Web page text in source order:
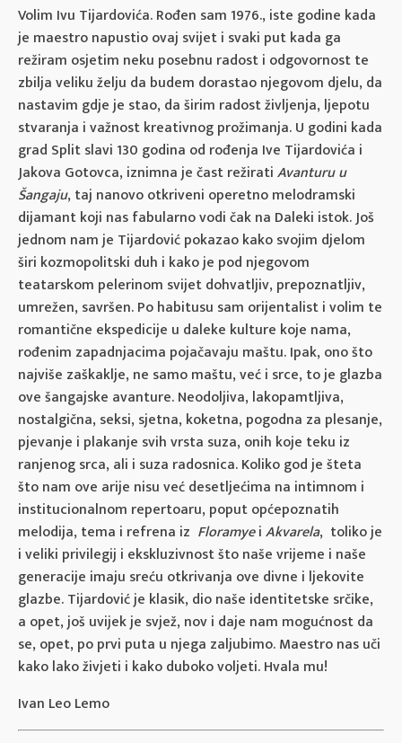
Volim Ivu Tijardovića. Rođen sam 1976., iste godine kada
je maestro napustio ovaj svijet i svaki put kada ga
režiram osjetim neku posebnu radost i odgovornost te
zbilja veliku želju da budem dorastao njegovom djelu, da
nastavim gdje je stao, da širim radost življenja, ljepotu
stvaranja i važnost kreativnog prožimanja. U godini kada
grad Split slavi 130 godina od rođenja Ive Tijardovića i
Jakova Gotovca, iznimna je čast režiratiAvanturu u
Šangaju, taj nanovo otkriveni operetno melodramski
dijamant koji nas fabularno vodi čak na Daleki istok. Još
jednom nam je Tijardović pokazao kako svojim djelom
širi kozmopolitski duh i kako je pod njegovom
teatarskom pelerinom svijet dohvatljiv, prepoznatljiv,
umrežen, savršen. Po habitusu sam orijentalist i volim te
romantične ekspedicije u daleke kulture koje nama,
rođenim zapadnjacima pojačavaju maštu. Ipak, ono što
najviše zaškaklje, ne samo maštu, već i srce, to je glazba
ove šangajske avanture. Neodoljiva, lakopamtljiva,
nostalgična, seksi, sjetna, koketna, pogodna za plesanje,
pjevanje i plakanje svih vrsta suza, onih koje teku iz
ranjenog srca, ali i suza radosnica. Koliko god je šteta
što nam ove arije nisu već desetljećima na intimnom i
institucionalnom repertoaru, poput općepoznatih
melodija, tema i refrena iz FloramyeiAkvarela, toliko je
i veliki privilegij i ekskluzivnost što naše vrijeme i naše
generacije imaju sreću otkrivanja ove divne i ljekovite
glazbe. Tijardović je klasik, dio naše identitetske srčike,
a opet, još uvijek je svjež, nov i daje nam mogućnost da
se, opet, po prvi puta u njega zaljubimo. Maestro nas uči
kako lako živjeti i kako duboko voljeti. Hvala mu!
Ivan Leo Lemo